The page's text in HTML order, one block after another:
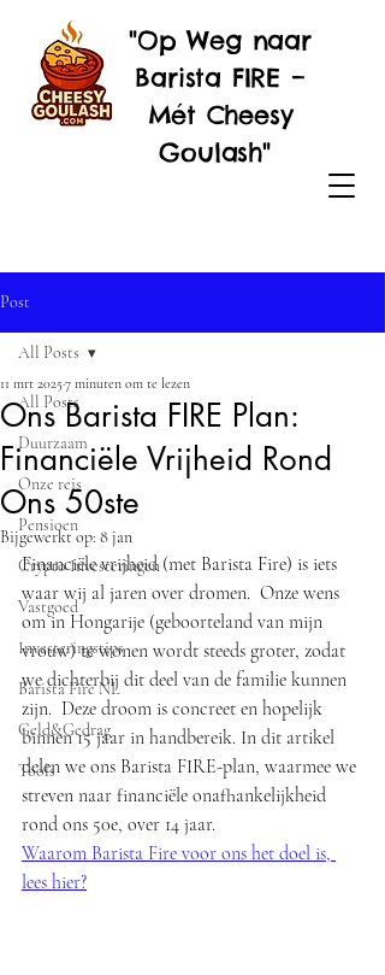
"Op Weg naar
Barista FIRE –
Mét Cheesy
Goulash"
Post
All Posts
Duurzaam
Onze reis
Pensioen
Crypto Investeringen
Vastgoed
Investeringstips
Barista Fire NL
Geld&Gedrag
Tools
All Posts
Ons Barista FIRE Plan:
Financiële Vrijheid Rond
Ons 50ste
11 mrt 20257 minuten om te lezen
Bijgewerkt op: 8 jan
Financiële vrijheid (met Barista Fire) is iets
waar wij al jaren over dromen.  Onze wens
om in Hongarije (geboorteland van mijn
vrouw) te wonen wordt steeds groter, zodat
we dichterbij dit deel van de familie kunnen
zijn.  Deze droom is concreet en hopelijk
binnen 15 jaar in handbereik. In dit artikel
delen we ons Barista FIRE-plan, waarmee we
streven naar financiële onafhankelijkheid
rond ons 50e, over 14 jaar.
Waarom Barista Fire voor ons het doel is,
lees hier?